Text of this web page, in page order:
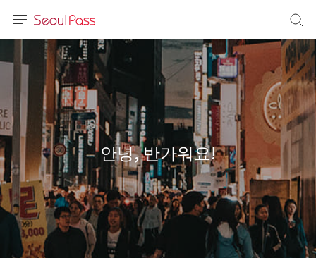
体)
文 (台灣)
안녕, 반가워요!